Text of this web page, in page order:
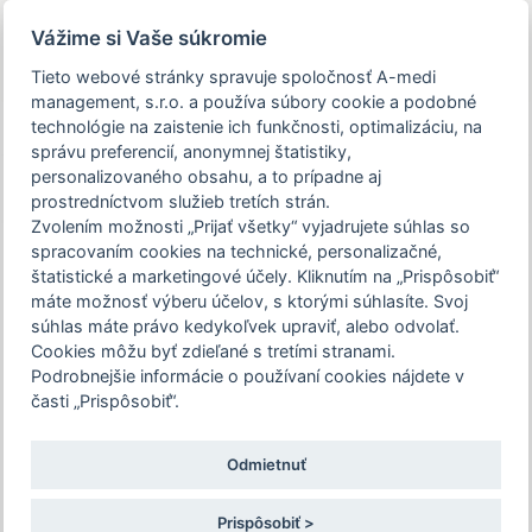
Prezeráte si stránku archivovaného a už
uskutočneného podujatia.
person_off
Toggle
navigation
Podujatie Akadémia funkčnej diagnostiky
v pneumológii je určené len pre
zdravotníckych pracovníkov. Pre
pokračovanie na stránku podujatia,
potvrďte prosím, že ste zdravotníckym
pracovníkom, alebo zvoľte možnosť
"Nepokračovať na stránku podujatia".
Potvrdzujem a chcem pokračovať
Vytvorenie nového
používateľského účtu
Registrácia slúži na identifikáciu užívateľa a evidenciu
Vašich predplatených časopisov a registrácií na podujatie.
Prihlásení užívatelia majú možnosť vyplniť a odoslať
Vaše nové prihlasovacie údaje
Vážime si Vaše súkromie
Tieto webové stránky spravuje spoločnosť A-medi
management, s.r.o. a používa súbory cookie a podobné
technológie na zaistenie ich funkčnosti, optimalizáciu, na
správu preferencií, anonymnej štatistiky,
personalizovaného obsahu, a to prípadne aj
prostredníctvom služieb tretích strán.
Zvolením možnosti „Prijať všetky“ vyjadrujete súhlas so
spracovaním cookies na technické, personalizačné,
štatistické a marketingové účely. Kliknutím na „Prispôsobiť“
máte možnosť výberu účelov, s ktorými súhlasíte. Svoj
súhlas máte právo kedykoľvek upraviť, alebo odvolať.
Cookies môžu byť zdieľané s tretími stranami.
Podrobnejšie informácie o používaní cookies nájdete v
časti „Prispôsobiť“.
Odmietnuť
Prispôsobiť >